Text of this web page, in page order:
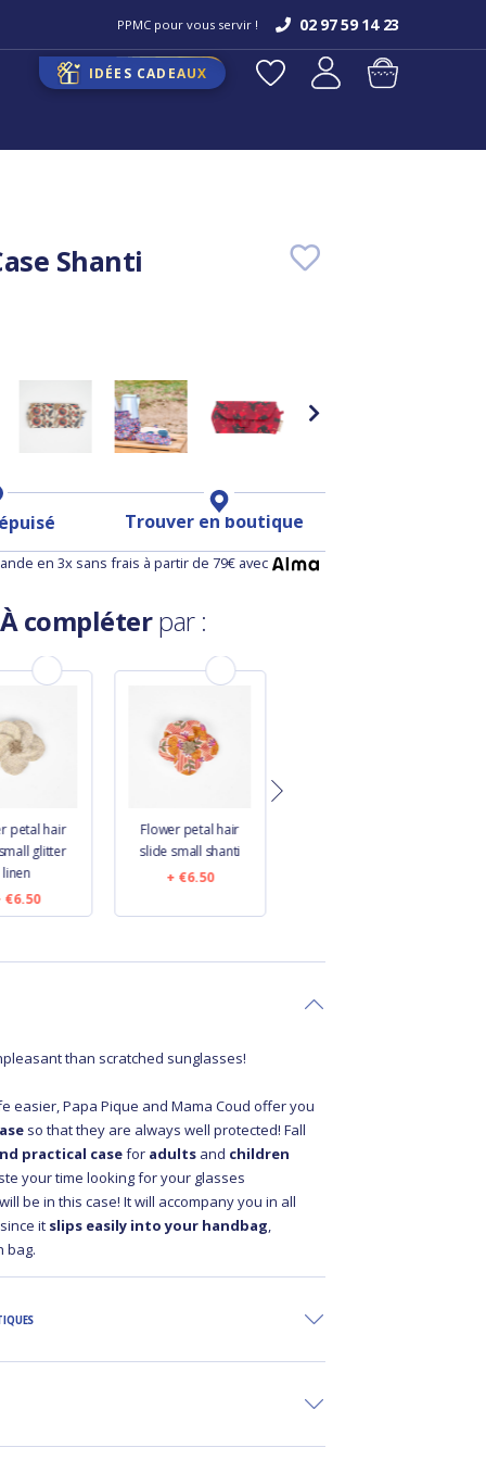
PPMC pour vous servir ! 02 97 59 14 23
IDÉES CADEAUX
Shanti
Trouver en boutique
en 3x sans frais à partir de 79€ avec
À compléterpar :
petal hair
glitter
linen
€6.50
Flower petal hair
slide small shanti
€6.50
than scratched sunglasses!
easier, Papa Pique and Mama Coud offer you
so that they are always well protected! Fall
practical casefor adults and children
your time looking for your glasses
be in this case! It will accompany you in all
it slips easily into your handbag,
bag.